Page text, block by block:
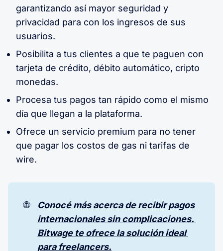
garantizando así mayor seguridad y
privacidad para con los ingresos de sus
usuarios.
Posibilita a tus clientes a que te paguen con
tarjeta de crédito, débito automático, cripto
monedas.
Procesa tus pagos tan rápido como el mismo
día que llegan a la plataforma.
Ofrece un servicio premium para no tener
que pagar los costos de gas ni tarifas de
wire.
🌐
Conocé más acerca de recibir pagos
internacionales sin complicaciones.
Bitwage te ofrece la solución ideal
para freelancers.